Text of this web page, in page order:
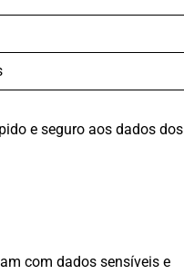
e seguro aos dados dos
com dados sensíveis e